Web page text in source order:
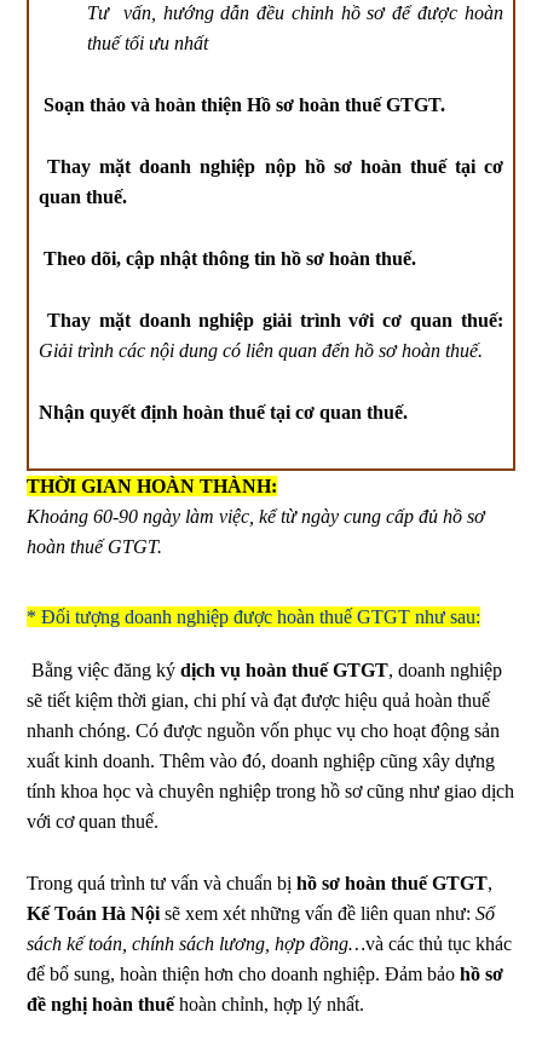
Tư vấn, hướng dẫn đều chỉnh hồ sơ để được hoàn
thuế tối ưu nhất
Soạn thảo và hoàn thiện Hồ sơ hoàn thuế GTGT.
Thay mặt doanh nghiệp nộp hồ sơ hoàn thuế tại cơ
quan thuế.
Theo dõi, cập nhật thông tin hồ sơ hoàn thuế.
Thay mặt doanh nghiệp giải trình với cơ quan thuế:
Giải trình các nội dung có liên quan đến hồ sơ hoàn thuế.
Nhận quyết định hoàn thuế tại cơ quan thuế.
THỜI GIAN HOÀN THÀNH:
Khoảng 60-90 ngày làm việc, kể từ ngày cung cấp đủ hồ sơ
hoàn thuế GTGT.
* Đối tượng doanh nghiệp được hoàn thuế GTGT như sau:
Bằng việc đăng kýdịch vụ hoàn thuế GTGT, doanh nghiệp
sẽ tiết kiệm thời gian, chi phí và đạt được hiệu quả hoàn thuế
nhanh chóng. Có được nguồn vốn phục vụ cho hoạt động sản
xuất kinh doanh. Thêm vào đó, doanh nghiệp cũng xây dựng
tính khoa học và chuyên nghiệp trong hồ sơ cũng như giao dịch
với cơ quan thuế.
Trong quá trình tư vấn và chuẩn bịhồ sơ hoàn thuế GTGT,
Kế Toán Hà Nội sẽ xem xét những vấn đề liên quan như:Sổ
sách kế toán, chính sách lương, hợp đồng…và các thủ tục khác
để bổ sung, hoàn thiện hơn cho doanh nghiệp. Đảm bảohồ sơ
đề nghị hoàn thuếhoàn chỉnh, hợp lý nhất.